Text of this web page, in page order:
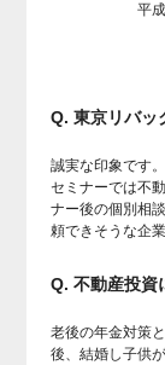
平成16
Q. 東京リバッ
誠実な印象です。
セミナーでは不
ナー後の個別相
頼できそうな企
Q. 不動産投資
老後の年金対策
後、結婚し子供